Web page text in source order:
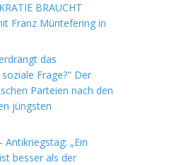
BRAUCHT
Franz Müntefering in
das
Frage?" Der
Parteien nach den
jüngsten
„Ein
besser als der